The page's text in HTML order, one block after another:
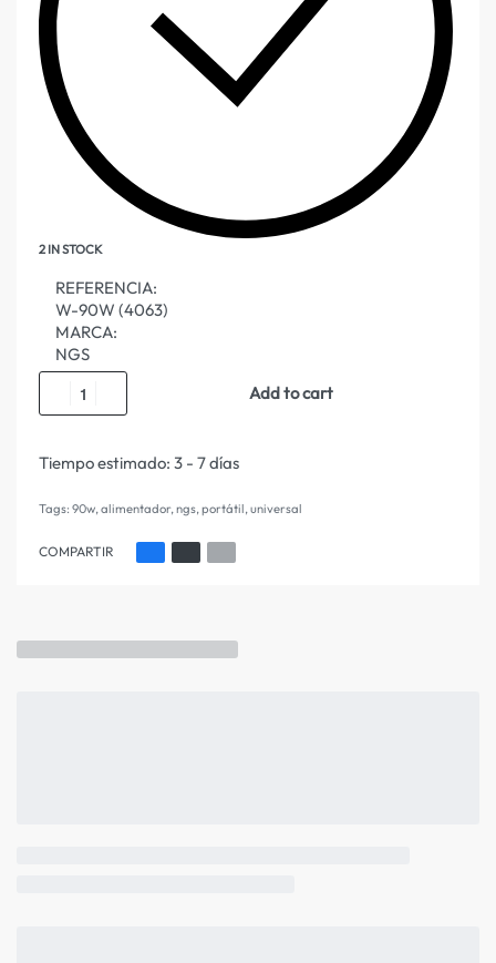
2 IN STOCK
REFERENCIA:
W-90W (4063)
MARCA:
NGS
Add to cart
Tiempo estimado: 3 - 7 días
Tags: 90w,alimentador,ngs,portátil,universal
COMPARTIR